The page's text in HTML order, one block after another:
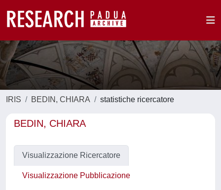
IRIS BEDIN, CHIARA statistiche ricercatore
BEDIN, CHIARA
Visualizzazione Ricercatore
Visualizzazione Pubblicazione